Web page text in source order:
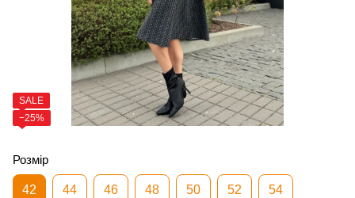
SALE
−25%
Розмір
42 44 46 48 50 52 54